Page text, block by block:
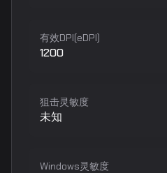
有效DPI(eDPI)
1200
狙击灵敏度
未知
Windows灵敏度